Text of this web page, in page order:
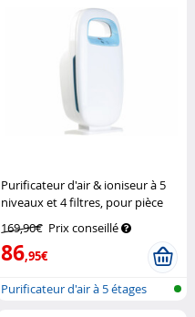
Purificateur d'air & ioniseur à 5
niveaux et 4 filtres, pour pièce
Newgen Medicals
169,90€ Prix conseillé
86,95€
Purificateur d'air à 5 étages